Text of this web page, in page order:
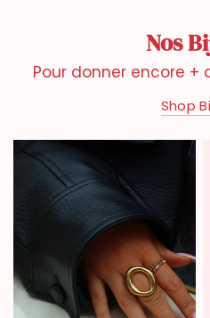
Nos
Pour donner encore
Shop